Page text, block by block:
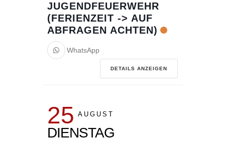
JUGENDFEUERWEHR
(FERIENZEIT -> AUF
ABFRAGEN ACHTEN)
WhatsApp
DETAILS ANZEIGEN
25 AUGUST
DIENSTAG